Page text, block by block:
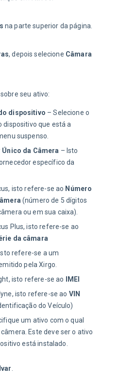
na parte superior da página.
, depois selecione Câmara
seu ativo:
dispositivo – Selecione o
dispositivo que está a
suspenso.
da Câmera – Isto
específico da
isto refere-se ao Número
(número de 5 dígitos
ou em sua caixa).
Plus, isto refere-se ao
da câmara
refere-se a um
pela Xirgo.
isto refere-se ao
IMEI
isto refere-se ao VIN
do Veículo)
um ativo com o qual
Este deve ser o ativo
está instalado.